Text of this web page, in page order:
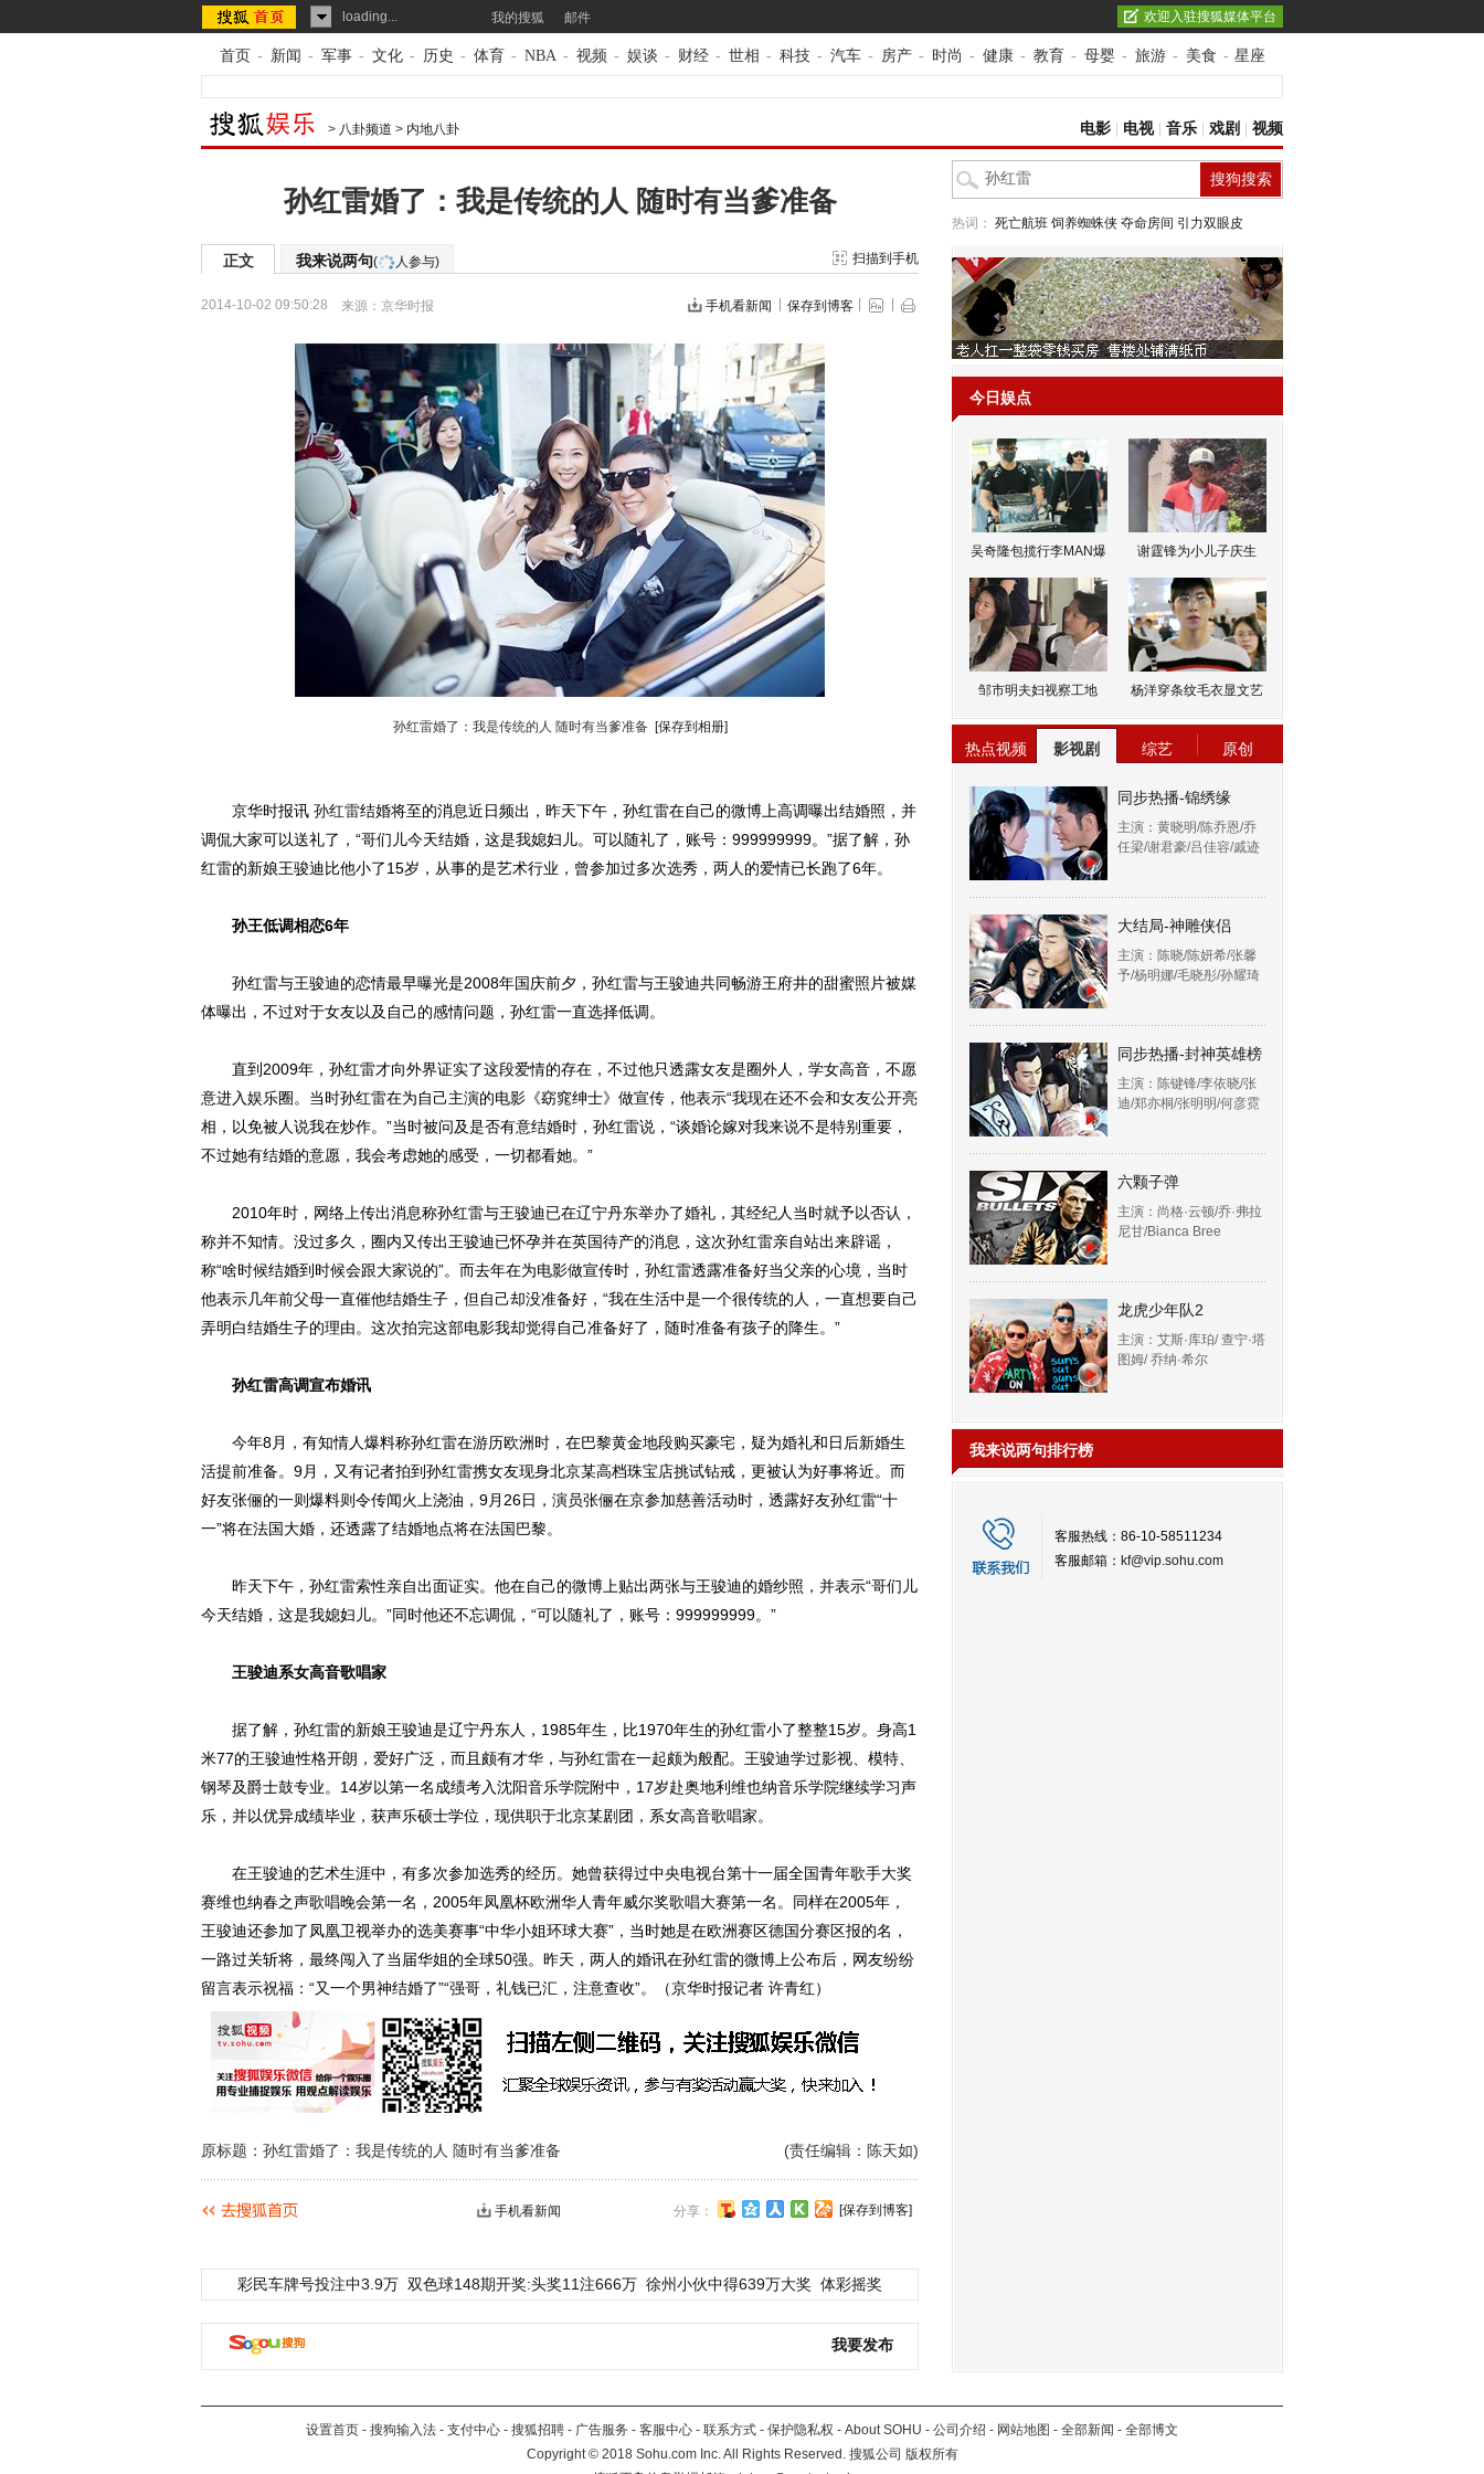
loading... 我的搜狐 邮件 欢迎入驻搜狐媒体平台
首页 - 新闻 - 军事 - 文化 - 历史 - 体育 - NBA - 视频 - 娱谈 - 财经 - 世相 - 科技 - 汽车 - 房产 - 时尚 - 健康 - 教育 - 母婴 - 旅游 - 美食 - 星座
> 八卦频道 > 内地八卦 电影 电视| 音乐 戏剧 视频
孙红雷婚了：我是传统的人 随时有当爹准备
正文 我来说两句( 人参与) 扫描到手机
2014-10-02 09:50:28 来源： 京华时报 手机看新闻 保存到博客
孙红雷婚了：我是传统的人 随时有当爹准备 [保存到相册]
京华时报讯 孙红雷结婚将至的消息近日频出，昨天下午，孙红雷在自己的微博上高调曝出结婚照，并
调侃大家可以送礼了，“哥们儿今天结婚，这是我媳妇儿。可以随礼了，账号：999999999。”据了解，孙
红雷的新娘王骏迪比他小了15岁，从事的是艺术行业，曾参加过多次选秀，两人的爱情已长跑了6年。
孙王低调相恋6年
孙红雷与王骏迪的恋情最早曝光是2008年国庆前夕，孙红雷与王骏迪共同畅游王府井的甜蜜照片被媒
体曝出，不过对于女友以及自己的感情问题，孙红雷一直选择低调。
直到2009年，孙红雷才向外界证实了这段爱情的存在，不过他只透露女友是圈外人，学女高音，不愿
意进入娱乐圈。当时孙红雷在为自己主演的电影《窈窕绅士》做宣传，他表示“我现在还不会和女友公开亮
相，以免被人说我在炒作。”当时被问及是否有意结婚时，孙红雷说，“谈婚论嫁对我来说不是特别重要，
不过她有结婚的意愿，我会考虑她的感受，一切都看她。”
2010年时，网络上传出消息称孙红雷与王骏迪已在辽宁丹东举办了婚礼，其经纪人当时就予以否认，
称并不知情。没过多久，圈内又传出王骏迪已怀孕并在英国待产的消息，这次孙红雷亲自站出来辟谣，
称“啥时候结婚到时候会跟大家说的”。而去年在为电影做宣传时，孙红雷透露准备好当父亲的心境，当时
他表示几年前父母一直催他结婚生子，但自己却没准备好，“我在生活中是一个很传统的人，一直想要自己
弄明白结婚生子的理由。这次拍完这部电影我却觉得自己准备好了，随时准备有孩子的降生。”
孙红雷高调宣布婚讯
今年8月，有知情人爆料称孙红雷在游历欧洲时，在巴黎黄金地段购买豪宅，疑为婚礼和日后新婚生
活提前准备。9月，又有记者拍到孙红雷携女友现身北京某高档珠宝店挑试钻戒，更被认为好事将近。而
好友张俪的一则爆料则令传闻火上浇油，9月26日，演员张俪在京参加慈善活动时，透露好友孙红雷“十
一”将在法国大婚，还透露了结婚地点将在法国巴黎。
昨天下午，孙红雷索性亲自出面证实。他在自己的微博上贴出两张与王骏迪的婚纱照，并表示“哥们儿
今天结婚，这是我媳妇儿。”同时他还不忘调侃，“可以随礼了，账号：999999999。”
王骏迪系女高音歌唱家
据了解，孙红雷的新娘王骏迪是辽宁丹东人，1985年生，比1970年生的孙红雷小了整整15岁。身高1
米77的王骏迪性格开朗，爱好广泛，而且颇有才华，与孙红雷在一起颇为般配。王骏迪学过影视、模特、
钢琴及爵士鼓专业。14岁以第一名成绩考入沈阳音乐学院附中，17岁赴奥地利维也纳音乐学院继续学习声
乐，并以优异成绩毕业，获声乐硕士学位，现供职于北京某剧团，系女高音歌唱家。
在王骏迪的艺术生涯中，有多次参加选秀的经历。她曾获得过中央电视台第十一届全国青年歌手大奖
赛维也纳春之声歌唱晚会第一名，2005年凤凰杯欧洲华人青年威尔奖歌唱大赛第一名。同样在2005年，
王骏迪还参加了凤凰卫视举办的选美赛事“中华小姐环球大赛”，当时她是在欧洲赛区德国分赛区报的名，
一路过关斩将，最终闯入了当届华姐的全球50强。昨天，两人的婚讯在孙红雷的微博上公布后，网友纷纷
留言表示祝福：“又一个男神结婚了”“强哥，礼钱已汇，注意查收”。（京华时报记者 许青红）
(责任编辑：陈天如)
原标题：孙红雷婚了：我是传统的人 随时有当爹准备
分享： [保存到博客]
手机看新闻
彩民车牌号投注中3.9万 双色球148期开奖:头奖11注666万 徐州小伙中得639万大奖 体彩摇奖
我要发布
热词： 死亡航班 饲养蜘蛛侠 夺命房间 引力双眼皮
今日娱点
吴奇隆包揽行李MAN爆 谢霆锋为小儿子庆生
邹市明夫妇视察工地 杨洋穿条纹毛衣显文艺
热点视频 影视剧 综艺 原创
同步热播-锦绣缘
主演：黄晓明/陈乔恩/乔
任梁/谢君豪/吕佳容/戚迹
大结局-神雕侠侣
主演：陈晓/陈妍希/张馨
予/杨明娜/毛晓彤/孙耀琦
同步热播-封神英雄榜
主演：陈键锋/李依晓/张
迪/郑亦桐/张明明/何彦霓
六颗子弹
主演：尚格·云顿/乔·弗拉
尼甘/Bianca Bree
龙虎少年队2
主演：艾斯·库珀/ 查宁·塔
图姆/ 乔纳·希尔
我来说两句排行榜
客服热线：86-10-58511234
客服邮箱： kf@vip.sohu.com
设置首页 - 搜狗输入法 - 支付中心 - 搜狐招聘 - 广告服务 - 客服中心 - 联系方式 - 保护隐私权 - About SOHU - 公司介绍 - 网站地图 - 全部新闻 - 全部博文
Copyright©2018 Sohu.com Inc. All Rights Reserved. 搜狐公司 版权所有